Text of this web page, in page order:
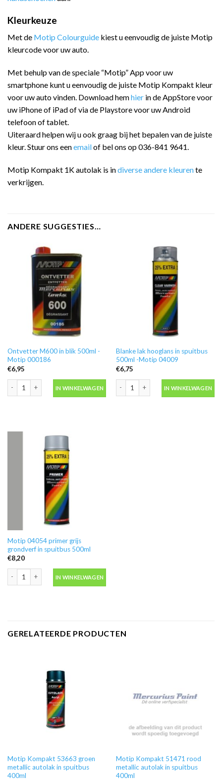
Kleurkeuze
Met de Motip Colourguide kiest u eenvoudig de juiste Motip
kleurcode voor uw auto.
Met behulp van de speciale “Motip” App voor uw
smartphone kunt u eenvoudig de juiste Motip Kompakt kleur
voor uw auto vinden. Download hemhier in de AppStore voor
uw iPhone of iPad of via de Playstore voor uw Android
telefoon of tablet.
Uiteraard helpen wij u ook graag bij het bepalen van de juiste
kleur. Stuur ons eenemailof bel ons op 036-841 9641.
Motip Kompakt 1K autolak is indiverse andere kleurente
verkrijgen.
ANDERE SUGGESTIES…
Ontvetter M600 in blik 500ml -
Motip 000186
€6,95
IN WINKELWAGEN
Blanke lak hooglans in spuitbus
500ml -Motip 04009
€6,75
IN WINKELWAGEN
Motip 04054 primer grijs
grondverf in spuitbus 500ml
€8,20
IN WINKELWAGEN
GERELATEERDE PRODUCTEN
Motip Kompakt 53663 groen
metallic autolak in spuitbus
400ml
Motip Kompakt 51471 rood
metallic autolak in spuitbus
400ml